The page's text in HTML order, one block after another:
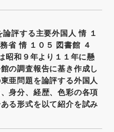
評する主要外国人 情 １
省 情 １０５ 図書館 ４
昭和９年より１１年に懸
の調査報告に基き作成し
亜問題を論評する外国人
身分、経歴、色彩の各項
る形式を以て紹介を試み